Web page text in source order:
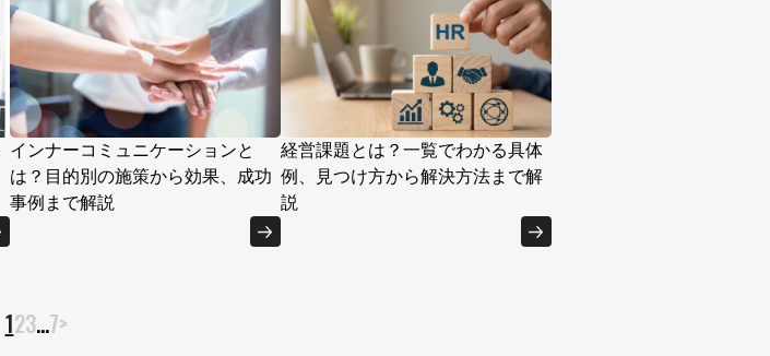
インナーコミュニケーションと
は？目的別の施策から効果、成功
事例まで解説
経営課題とは？一覧でわかる具体
例、見つけ方から解決方法まで解
説
123…7>